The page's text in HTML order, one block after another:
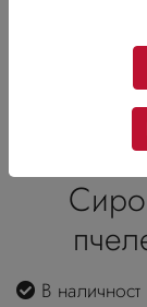
В наличност